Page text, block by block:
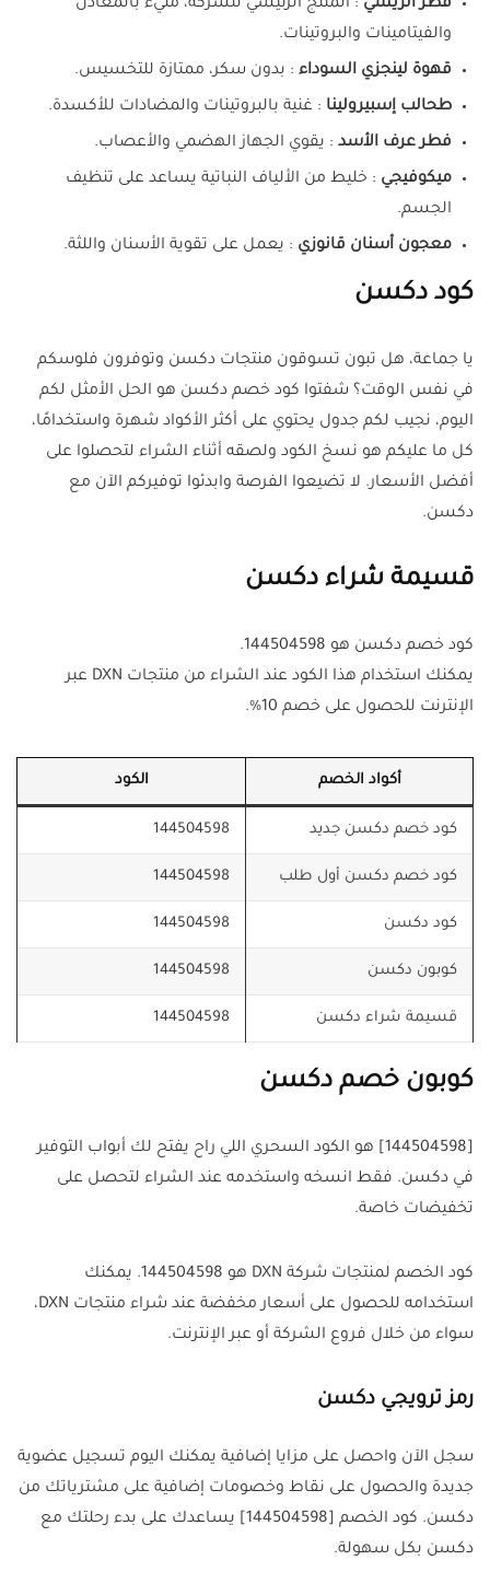
فطر الريشي : المنتج الرئيسي للشركة، مليء بالمعادن
والفيتامينات والبروتينات.
قهوة لينجزي السوداء : بدون سكر، ممتازة للتخسيس.
طحالب إسبيرولينا : غنية بالبروتينات والمضادات للأكسدة.
فطر عرف الأسد : يقوي الجهاز الهضمي والأعصاب.
ميكوفيجي : خليط من الألياف النباتية يساعد على تنظيف
الجسم.
معجون أسنان قانوزي : يعمل على تقوية الأسنان واللثة.
كود دكسن
يا جماعة، هل تبون تسوقون منتجات دكسن وتوفرون فلوسكم
في نفس الوقت؟ شفتوا كود خصم دكسن هو الحل الأمثل لكم
اليوم، نجيب لكم جدول يحتوي على أكثر الأكواد شهرة واستخدامًا،
كل ما عليكم هو نسخ الكود ولصقه أثناء الشراء لتحصلوا على
أفضل الأسعار. لا تضيعوا الفرصة وابدئوا توفيركم الآن مع
دكسن.
قسيمة شراء دكسن
كود خصم دكسن هو 144504598.
يمكنك استخدام هذا الكود عند الشراء من منتجات DXN عبر
الإنترنت للحصول على خصم 10%.
أكواد الخصم الكود
كود خصم دكسن جديد 144504598
كود خصم دكسن أول طلب 144504598
كود دكسن 144504598
كوبون دكسن 144504598
قسيمة شراء دكسن 144504598
كوبون خصم دكسن
[144504598] هو الكود السحري اللي راح يفتح لك أبواب التوفير
في دكسن. فقط انسخه واستخدمه عند الشراء لتحصل على
تخفيضات خاصة.
كود الخصم لمنتجات شركة DXN هو 144504598. يمكنك
استخدامه للحصول على أسعار مخفضة عند شراء منتجات DXN،
سواء من خلال فروع الشركة أو عبر الإنترنت.
رمز ترويجي دكسن
سجل الآن واحصل على مزايا إضافية يمكنك اليوم تسجيل عضوية
جديدة والحصول على نقاط وخصومات إضافية على مشترياتك من
دكسن. كود الخصم [144504598] يساعدك على بدء رحلتك مع
دكسن بكل سهولة.